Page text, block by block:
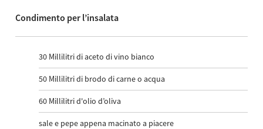
Condimento per l’insalata
30 Millilitri di aceto di vino bianco
50 Millilitri di brodo di carne o acqua
60 Millilitri d'olio d’oliva
sale e pepe appena macinato a piacere